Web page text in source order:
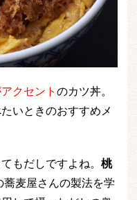
クセントのカツ丼。
いときのおすすめメ
もだしですよね。 桃
蕎麦屋さんの製法を学